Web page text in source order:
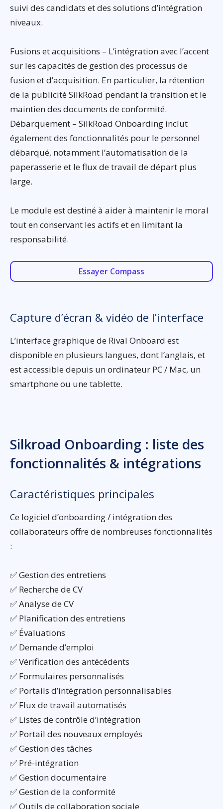
suivi des candidats et des solutions d’intégration
niveaux.
Fusions et acquisitions – L’intégration avec l’accent
sur les capacités de gestion des processus de
fusion et d’acquisition. En particulier, la rétention
de la publicité SilkRoad pendant la transition et le
maintien des documents de conformité.
Débarquement – SilkRoad Onboarding inclut
également des fonctionnalités pour le personnel
débarqué, notamment l’automatisation de la
paperasserie et le flux de travail de départ plus
large.
Le module est destiné à aider à maintenir le moral
tout en conservant les actifs et en limitant la
responsabilité.
Essayer Compass
Capture d’écran & vidéo de l’interface
L’interface graphique de Rival Onboard est
disponible en plusieurs langues, dont l’anglais, et
est accessible depuis un ordinateur PC / Mac, un
smartphone ou une tablette.
Silkroad Onboarding : liste des
fonctionnalités & intégrations
Caractéristiques principales
Ce logiciel d’onboarding / intégration des
collaborateurs offre de nombreuses fonctionnalités
:
✅ Gestion des entretiens
✅ Recherche de CV
✅ Analyse de CV
✅ Planification des entretiens
✅ Évaluations
✅ Demande d’emploi
✅ Vérification des antécédents
✅ Formulaires personnalisés
✅ Portails d’intégration personnalisables
✅ Flux de travail automatisés
✅ Listes de contrôle d’intégration
✅ Portail des nouveaux employés
✅ Gestion des tâches
✅ Pré-intégration
✅ Gestion documentaire
✅ Gestion de la conformité
✅ Outils de collaboration sociale